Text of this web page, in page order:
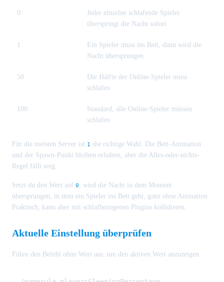
0
Jeder einzelne schlafende Spieler
überspringt die Nacht sofort
1
Ein Spieler muss ins Bett, dann wird die
Nacht übersprungen
50
Die Hälfte der Online-Spieler muss
schlafen
100
Standard, alle Online-Spieler müssen
schlafen
Für die meisten Server ist 1 die richtige Wahl. Die Bett-Animation
und der Spawn-Punkt bleiben erhalten, aber die Alles-oder-nichts-
Regel fällt weg.
Setzt du den Wert auf 0, wird die Nacht in dem Moment
übersprungen, in dem ein Spieler ins Bett geht, ganz ohne Animation.
Praktisch, kann aber mit schlafbezogenen Plugins kollidieren.
Aktuelle Einstellung überprüfen
Führe den Befehl ohne Wert aus, um den aktiven Wert anzuzeigen: